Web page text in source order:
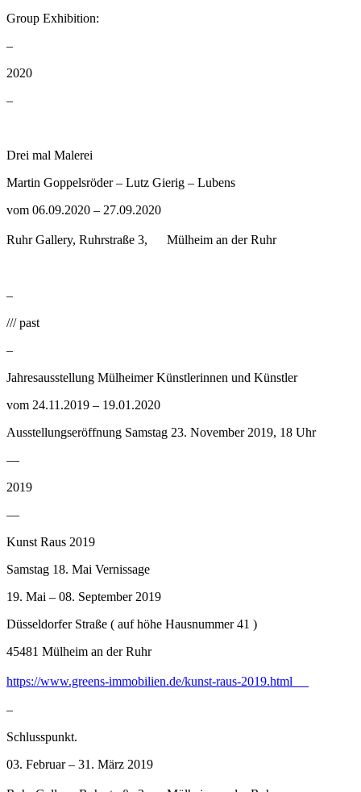
Group Exhibition:
–
2020
–
Drei mal Malerei
Martin Goppelsröder – Lutz Gierig – Lubens
vom 06.09.2020 – 27.09.2020
Ruhr Gallery, Ruhrstraße 3, Mülheim an der Ruhr
–
/// past
–
Jahresausstellung Mülheimer Künstlerinnen und Künstler
vom 24.11.2019 – 19.01.2020
Ausstellungseröffnung Samstag 23. November 2019, 18 Uhr
––
2019
––
Kunst Raus 2019
Samstag 18. Mai Vernissage
19. Mai – 08. September 2019
Düsseldorfer Straße ( auf höhe Hausnummer 41 )
45481 Mülheim an der Ruhr
https://www.greens-immobilien.de/kunst-raus-2019.html
–
Schlusspunkt.
03. Februar – 31. März 2019